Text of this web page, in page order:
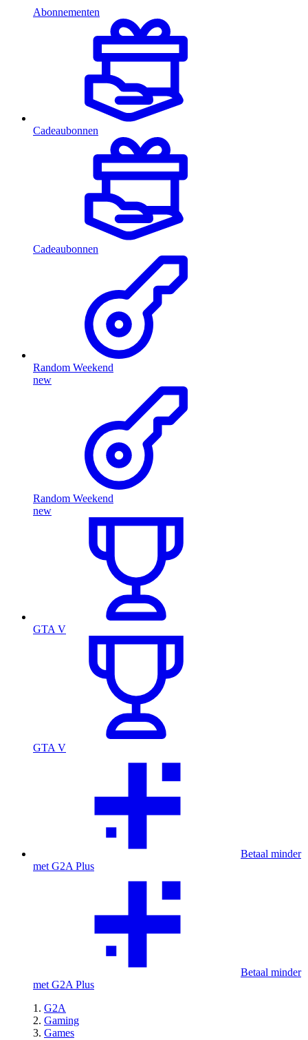
Abonnementen
Cadeaubonnen
Cadeaubonnen
Random Weekend
new
Random Weekend
new
GTA V
GTA V
Betaal minder
met G2A Plus
Betaal minder
met G2A Plus
G2A
Gaming
Games